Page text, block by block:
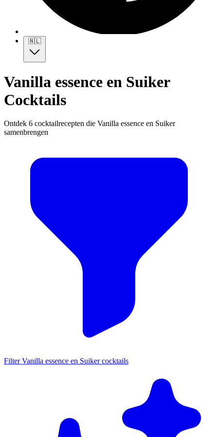
🇳🇱
Vanilla essence en Suiker
Cocktails
Ontdek 6 cocktailrecepten die Vanilla essence en Suiker
samenbrengen
Filter Vanilla essence en Suiker cocktails